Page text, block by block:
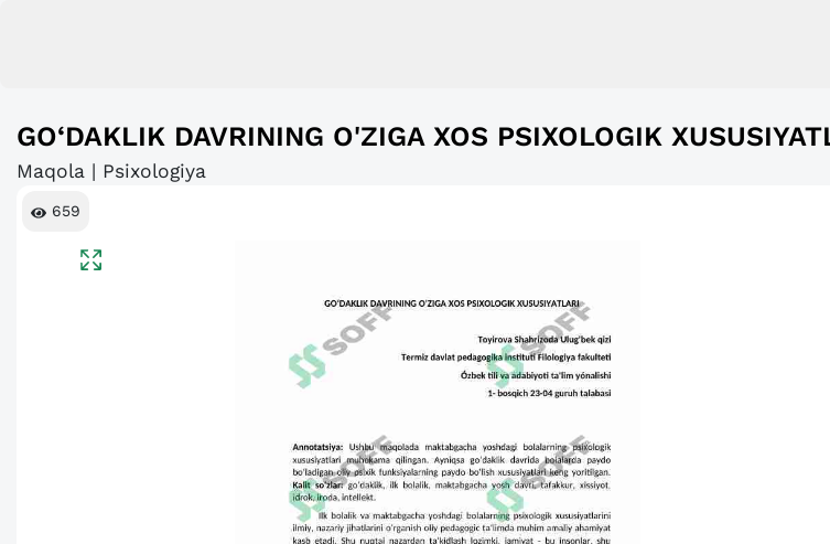
GO‘DAKLIK DAVRINING O'ZIGA XOS PSIXOLOGIK
Maqola | Psixologiya
659